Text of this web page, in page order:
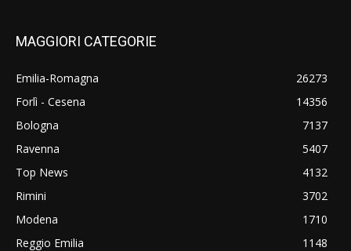
MAGGIORI CATEGORIE
Emilia-Romagna
26273
Forlì - Cesena
14356
Bologna
7137
Ravenna
5407
Top News
4132
Rimini
3702
Modena
1710
Reggio Emilia
1148